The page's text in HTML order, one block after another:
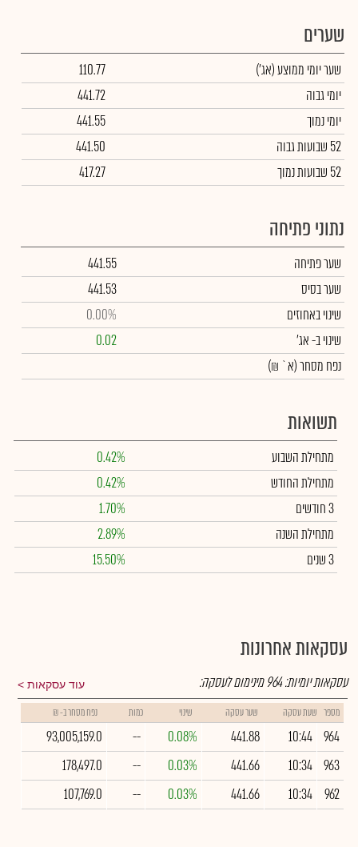
שערים
שער יומי ממוצע(אג')
110.77
יומי גבוה
441.72
יומי נמוך
441.55
52 שבועות גבוה
441.50
52 שבועות נמוך
417.27
נתוני פתיחה
שער פתיחה
441.55
שער בסיס
441.53
שינוי באחוזים
0.00%
שינויב- אג'
0.02
נפח מסחר(א` ₪)
תשואות
מתחילת השבוע
0.42%
מתחילת החודש
0.42%
3 חודשים
1.70%
מתחילת השנה
2.89%
3 שנים
15.50%
עסקאות אחרונות
עוד עסקאות עסקאות יומיות:964 מינימום לעסקה:
מספר שעת עסקה שער עסקה שינוי כמות נפח מסחר ב- ₪
964
10:44
441.88
0.08%
--
93,005,159.0
963
10:34
441.66
0.03%
--
178,497.0
962
10:34
441.66
0.03%
--
107,769.0